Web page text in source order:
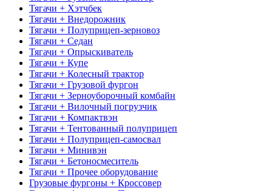
Тягачи + Хэтчбек
Тягачи + Внедорожник
Тягачи + Полуприцеп-зерновоз
Тягачи + Седан
Тягачи + Опрыскиватель
Тягачи + Купе
Тягачи + Колесный трактор
Тягачи + Грузовой фургон
Тягачи + Зерноуборочный комбайн
Тягачи + Вилочный погрузчик
Тягачи + Компактвэн
Тягачи + Тентованный полуприцеп
Тягачи + Полуприцеп-самосвал
Тягачи + Минивэн
Тягачи + Бетоносмеситель
Тягачи + Прочее оборудование
Грузовые фургоны + Кроссовер